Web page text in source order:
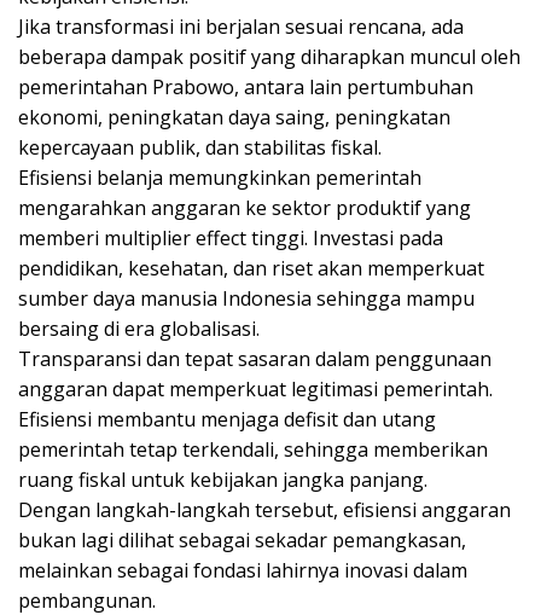
Jika transformasi ini berjalan sesuai rencana, ada
beberapa dampak positif yang diharapkan muncul oleh
pemerintahan Prabowo, antara lain pertumbuhan
ekonomi, peningkatan daya saing, peningkatan
kepercayaan publik, dan stabilitas fiskal.
Efisiensi belanja memungkinkan pemerintah
mengarahkan anggaran ke sektor produktif yang
memberi multiplier effect tinggi. Investasi pada
pendidikan, kesehatan, dan riset akan memperkuat
sumber daya manusia Indonesia sehingga mampu
bersaing di era globalisasi.
Transparansi dan tepat sasaran dalam penggunaan
anggaran dapat memperkuat legitimasi pemerintah.
Efisiensi membantu menjaga defisit dan utang
pemerintah tetap terkendali, sehingga memberikan
ruang fiskal untuk kebijakan jangka panjang.
Dengan langkah-langkah tersebut, efisiensi anggaran
bukan lagi dilihat sebagai sekadar pemangkasan,
melainkan sebagai fondasi lahirnya inovasi dalam
pembangunan.